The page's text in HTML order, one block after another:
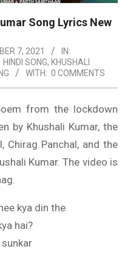
Song Lyrics New
7, 2021
IN:
HINDI SONG, KHUSHALI
WITH: 0 COMMENTS
from the lockdown
by Khushali Kumar, the
Chirag Panchal, and the
Kumar. The video is
kya din the
hai?